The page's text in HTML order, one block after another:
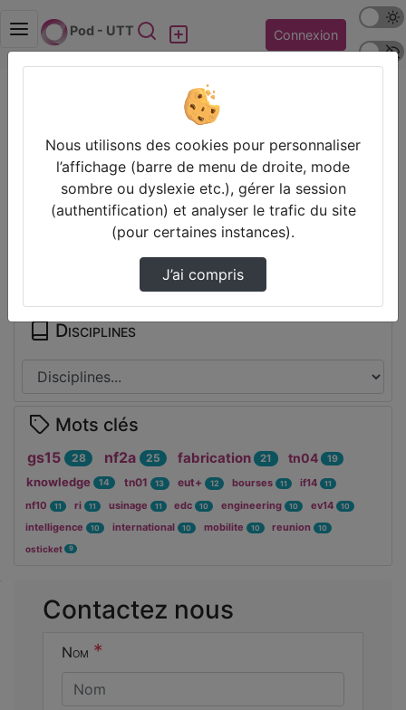
Pod - UTT Rechercher Connexion
Mode
Police
Contactez nous
Contactez nous
Nom *
cette case
un humain
en métal
(obligatoire)
Champs obligatoires
Les champs marqués avec un astérisque sont
obligatoires.
Partager
Disciplines
Mots clés
gs15 28 nf2a 25 fabrication 21 tn04 19
knowledge 14 tn01 13 eut+ 12 bourses 11 if14 11
nf10 11 ri 11 usinage 11 edc 10 engineering 10 ev14 10
intelligence 10 international 10 mobilite 10 reunion 10
osticket 9
Nous utilisons des cookies pour personnaliser
l’affichage (barre de menu de droite, mode
sombre ou dyslexie etc.), gérer la session
(authentification) et analyser le trafic du site
(pour certaines instances).
J’ai compris